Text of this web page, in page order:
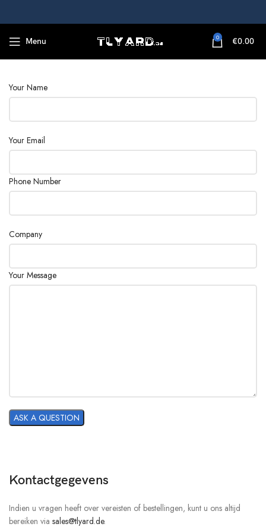
Menu 0 €0.00
Your Name
Your Email
Phone Number
Company
Your Message
Kontactgegevens
Indien u vragen heeft over vereisten of bestellingen, kunt u ons altijd
bereiken via sales@tlyard.de.